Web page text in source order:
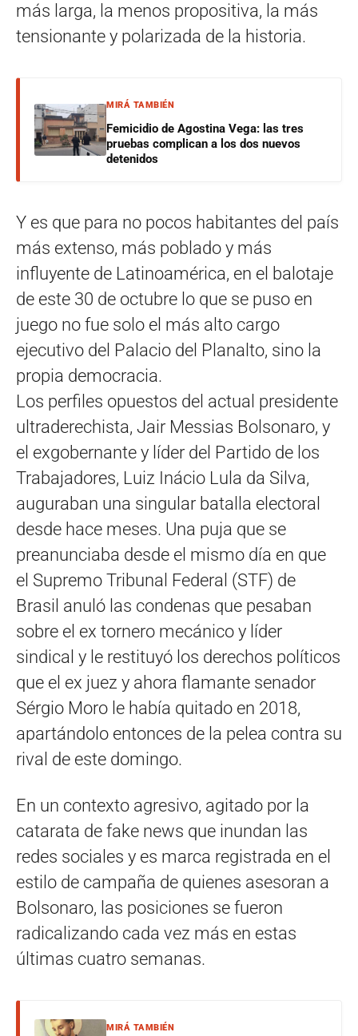
más larga, la menos propositiva, la más
tensionante y polarizada de la historia.
MIRÁ TAMBIÉN
Femicidio de Agostina Vega: las tres
pruebas complican a los dos nuevos
detenidos
Y es que para no pocos habitantes del país
más extenso, más poblado y más
influyente de Latinoamérica, en el balotaje
de este 30 de octubre lo que se puso en
juego no fue solo el más alto cargo
ejecutivo del Palacio del Planalto, sino la
propia democracia.
Los perfiles opuestos del actual presidente
ultraderechista, Jair Messias Bolsonaro, y
el exgobernante y líder del Partido de los
Trabajadores, Luiz Inácio Lula da Silva,
auguraban una singular batalla electoral
desde hace meses. Una puja que se
preanunciaba desde el mismo día en que
el Supremo Tribunal Federal (STF) de
Brasil anuló las condenas que pesaban
sobre el ex tornero mecánico y líder
sindical y le restituyó los derechos políticos
que el ex juez y ahora flamante senador
Sérgio Moro le había quitado en 2018,
apartándolo entonces de la pelea contra su
rival de este domingo.
En un contexto agresivo, agitado por la
catarata de fake news que inundan las
redes sociales y es marca registrada en el
estilo de campaña de quienes asesoran a
Bolsonaro, las posiciones se fueron
radicalizando cada vez más en estas
últimas cuatro semanas.
MIRÁ TAMBIÉN